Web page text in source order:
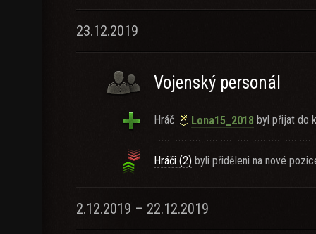
23.12.2019
Vojenský personál
Hráč Lona15_2018 byl přijat do
Hráči (2) byli přiděleni na nové
2.12.2019 – 22.12.2019